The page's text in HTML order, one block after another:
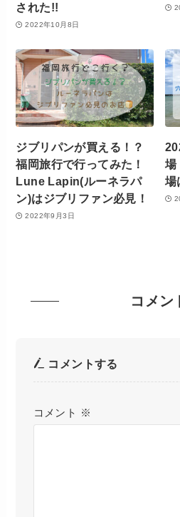
された!!
2022年10月8日
ジブリパンが買える！？
福岡旅行で行ってみた！
Lune Lapin(ルーネラパ
ン)はジブリファン必見！
2022年9月3日
場
場
コメン
コメントする
コメント ※